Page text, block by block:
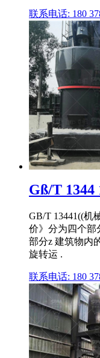
联系电话: 180
Gß/T 1344
GB/T 13441((机
价》分为四个部
部分z 建筑物内
旋转运 .
联系电话: 180